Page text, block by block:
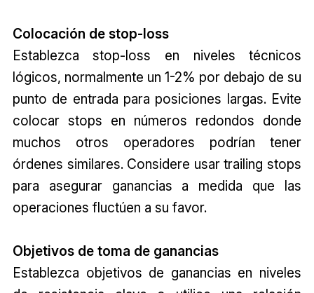
Colocación de stop-loss
Establezca stop-loss en niveles técnicos
lógicos, normalmente un 1-2% por debajo de su
punto de entrada para posiciones largas. Evite
colocar stops en números redondos donde
muchos otros operadores podrían tener
órdenes similares. Considere usar trailing stops
para asegurar ganancias a medida que las
operaciones fluctúen a su favor.
Objetivos de toma de ganancias
Establezca objetivos de ganancias en niveles